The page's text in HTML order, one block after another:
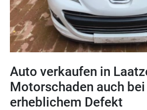
Auto verkaufen in
Motorschaden auch bei
erheblichem Defekt